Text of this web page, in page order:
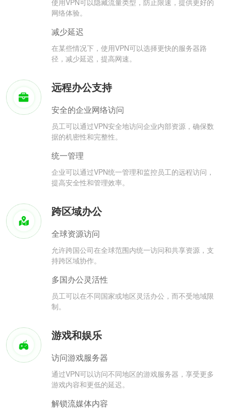
使用VPN可以隐藏流量类型，防止限速，提供更好的
网络体验。
减少延迟
在某些情况下，使用VPN可以选择更快的服务器路
径，减少延迟，提高网速。
远程办公支持
安全的企业网络访问
员工可以通过VPN安全地访问企业内部资源，确保数
据的机密性和完整性。
统一管理
企业可以通过VPN统一管理和监控员工的远程访问，
提高安全性和管理效率。
跨区域办公
全球资源访问
允许跨国公司在全球范围内统一访问和共享资源，支
持跨区域协作。
多国办公灵活性
员工可以在不同国家或地区灵活办公，而不受地域限
制。
游戏和娱乐
访问游戏服务器
通过VPN可以访问不同地区的游戏服务器，享受更多
游戏内容和更低的延迟。
解锁流媒体内容